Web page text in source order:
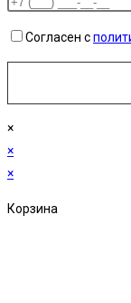
Согласен с
×
×
×
Корзина